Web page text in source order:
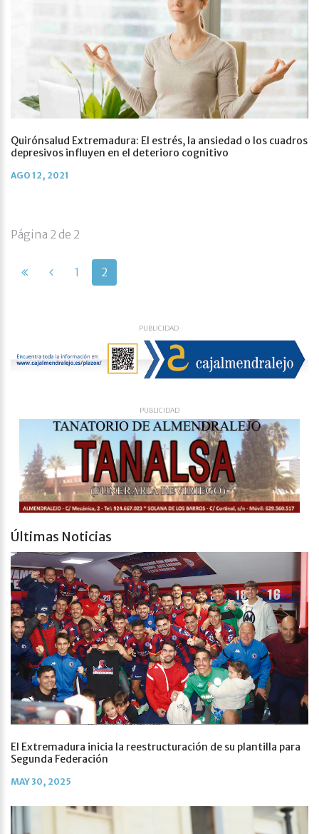
Quirónsalud Extremadura: El estrés, la ansiedad o los cuadros
depresivos influyen en el deterioro cognitivo
AGO 12, 2021
Página 2 de 2
1 2
PUBLICIDAD
PUBLICIDAD
Últimas Noticias
El Extremadura inicia la reestructuración de su plantilla para
Segunda Federación
MAY 30, 2025